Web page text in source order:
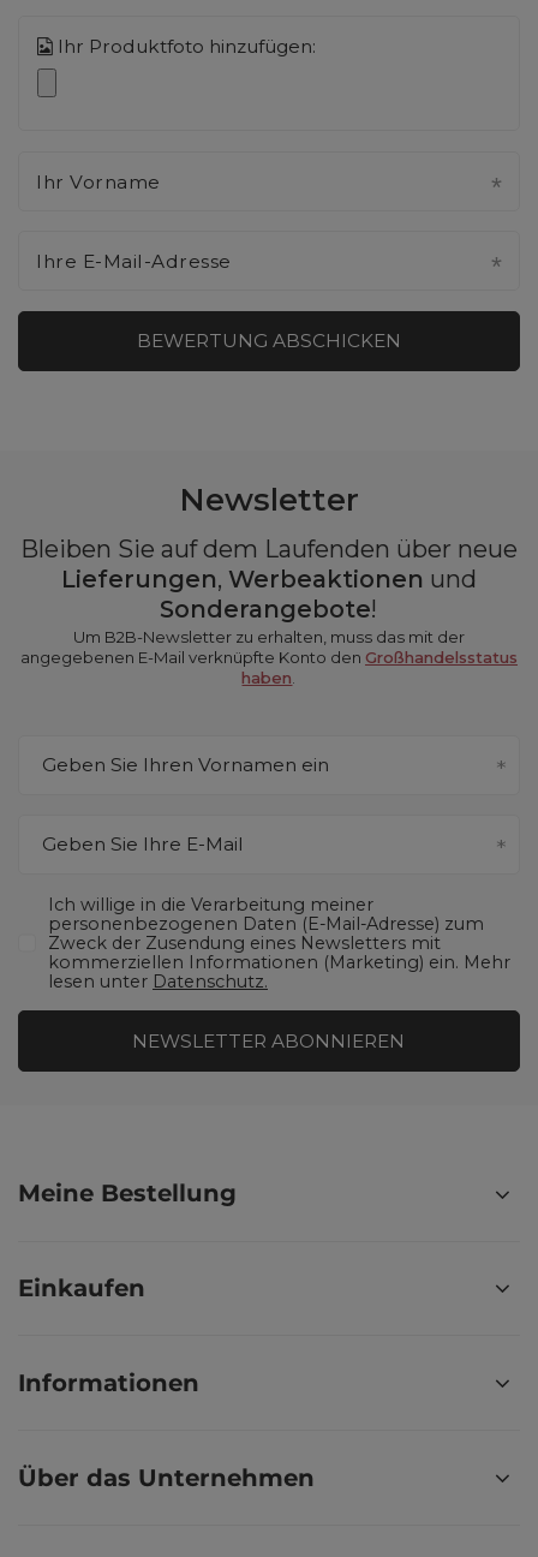
Ihr Produktfoto hinzufügen:
Ihr Vorname
Ihre E-Mail-Adresse
BEWERTUNG ABSCHICKEN
Newsletter
Bleiben Sie auf dem Laufenden über neue
Lieferungen, Werbeaktionen und
Sonderangebote!
Um B2B-Newsletter zu erhalten, muss das mit der
angegebenen E-Mail verknüpfte Konto den Großhandelsstatus
haben.
Geben Sie Ihren Vornamen ein
Geben Sie Ihre E-Mail
Ich willige in die Verarbeitung meiner
personenbezogenen Daten (E-Mail-Adresse) zum
Zweck der Zusendung eines Newsletters mit
kommerziellen Informationen (Marketing) ein. Mehr
lesen unter Datenschutz.
NEWSLETTER ABONNIEREN
Meine Bestellung
Einkaufen
Informationen
Über das Unternehmen